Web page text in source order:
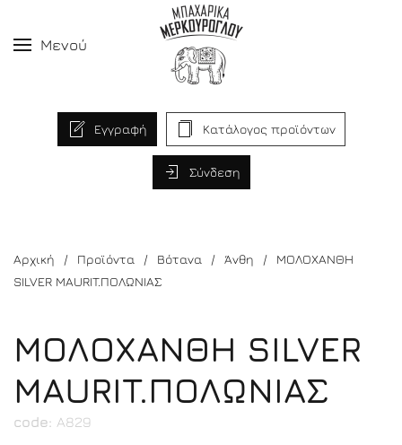
Μενού
Εγγραφή Κατάλογος προϊόντων
Σύνδεση
Αρχική Προϊόντα Βότανα Άνθη
ΜΟΛΟΧΑΝΘΗ
SILVER MAURIT.ΠΟΛΩΝΙΑΣ
ΜΟΛΟΧΑΝΘΗ SILVER
MAURIT.ΠΟΛΩΝΙΑΣ
code: Α829